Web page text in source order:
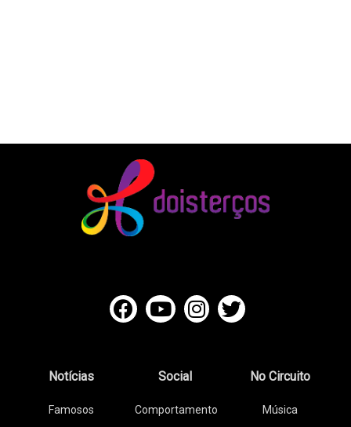
Notícias
Famosos
Social
Comportamento
No Circuito
Música